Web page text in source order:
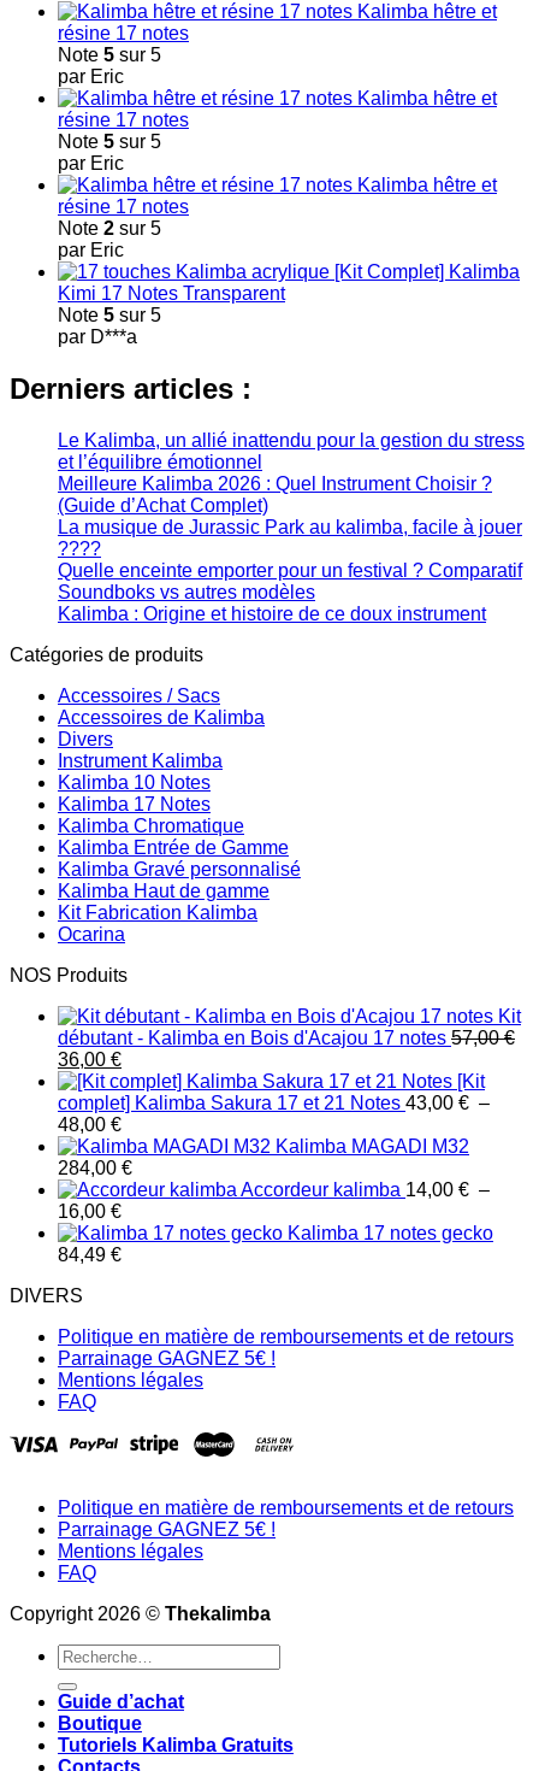
Kalimba hêtre et
résine 17 notes
Note 5 sur 5
par Eric
Kalimba hêtre et
résine 17 notes
Note 5 sur 5
par Eric
Kalimba hêtre et
résine 17 notes
Note 2 sur 5
par Eric
[Kit Complet] Kalimba
Kimi 17 Notes Transparent
Note 5 sur 5
par D***a
Derniers articles :
Le Kalimba, un allié inattendu pour la gestion du stress
et l’équilibre émotionnel
Meilleure Kalimba 2026 : Quel Instrument Choisir ?
(Guide d’Achat Complet)
La musique de Jurassic Park au kalimba, facile à jouer
????
Quelle enceinte emporter pour un festival ? Comparatif
Soundboks vs autres modèles
Kalimba : Origine et histoire de ce doux instrument
Catégories de produits
Accessoires / Sacs
Accessoires de Kalimba
Divers
Instrument Kalimba
Kalimba 10 Notes
Kalimba 17 Notes
Kalimba Chromatique
Kalimba Entrée de Gamme
Kalimba Gravé personnalisé
Kalimba Haut de gamme
Kit Fabrication Kalimba
Ocarina
NOS Produits
Kit
débutant - Kalimba en Bois d'Acajou 17 notes 57,00€
Le
prix
initial
était :
57,00 €.
36,00 €Le
prix
actuel
est :
36,00 €.
[Kit
complet] Kalimba Sakura 17 et 21 Notes 43,00 € –
48,00 €Plage
de
prix :
43,00 €
à
48,00 €
Kalimba MAGADI M32
284,00 €
Accordeur kalimba 14,00 € –
16,00 €Plage
de
prix :
Kalimba 17 notes gecko
84,49 €
DIVERS
Politique en matière de remboursements et de retours
Parrainage GAGNEZ 5€ !
Mentions légales
FAQ
Politique en matière de remboursements et de retours
Parrainage GAGNEZ 5€ !
Mentions légales
FAQ
Copyright 2026 © Thekalimba
Recherche
pour :
Guide d’achat
Boutique
Tutoriels Kalimba Gratuits
Contacts